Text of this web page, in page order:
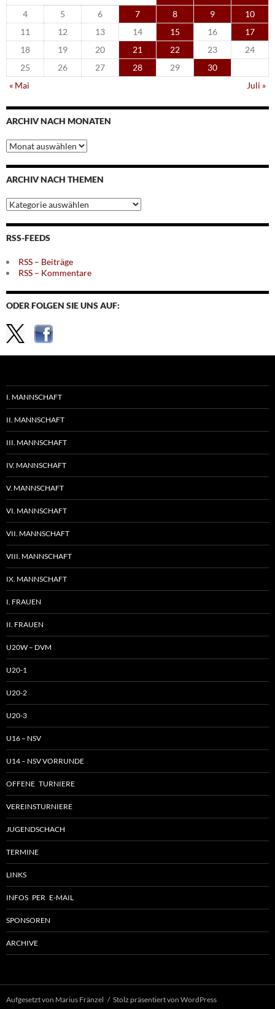
4
5 6 7 8 9
10
11
12 13 14 15 16
17
18
19 20 21 22 23
24
25
26 27 28 29
30
« Mai
Juli »
ARCHIV NACH MONATEN
Archiv
nach
Monaten
ARCHIV NACH THEMEN
Archiv
nach
Themen
RSS-FEEDS
RSS – Beiträge
RSS – Kommentare
ODER FOLGEN SIE UNS AUF:
I. MANNSCHAFT
II. MANNSCHAFT
III. MANNSCHAFT
IV. MANNSCHAFT
V. MANNSCHAFT
VI. MANNSCHAFT
VII. MANNSCHAFT
VIII. MANNSCHAFT
IX. MANNSCHAFT
I. FRAUEN
II. FRAUEN
U20W – DVM
U20-1
U20-2
U20-3
U16 – NSV
U14 – NSV VORRUNDE
OFFENE TURNIERE
VEREINSTURNIERE
JUGENDSCHACH
TERMINE
LINKS
INFOS PER E-MAIL
SPONSOREN
ARCHIVE
Aufgesetzt von Marius Fränzel Stolz präsentiert von WordPress